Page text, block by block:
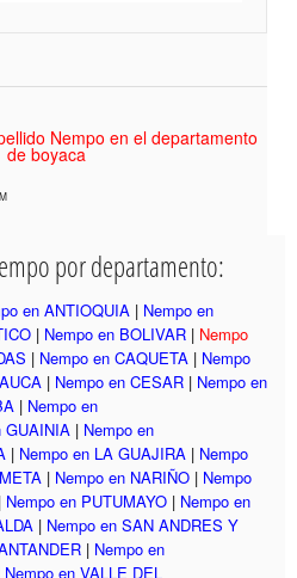
Nempo en el departamento
de boyaca
por departamento:
en ANTIOQUIA | Nempo en
| Nempo en BOLIVAR | Nempo
| Nempo en CAQUETA | Nempo
| Nempo en CESAR | Nempo en
| Nempo en
GUAINIA | Nempo en
| Nempo en LA GUAJIRA | Nempo
| Nempo en NARIÑO | Nempo
| Nempo en PUTUMAYO | Nempo en
| Nempo en SAN ANDRES Y
| Nempo en
Nempo en VALLE DEL